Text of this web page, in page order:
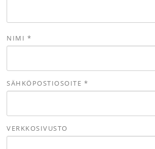
NIMI *
SÄHKÖPOSTIOSOITE *
VERKKOSIVUSTO